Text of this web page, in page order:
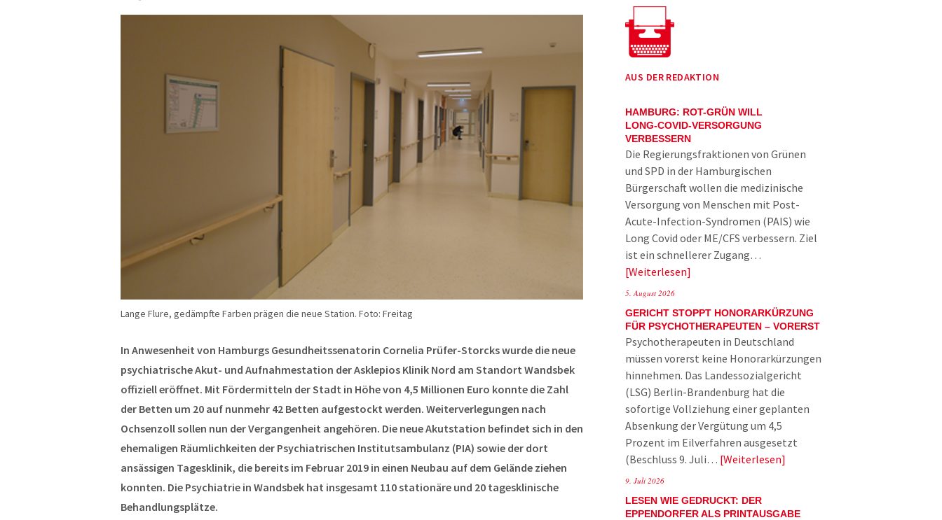
Lange Flure, gedämpfte Farben prägen die neue Station. Foto: Freitag
In Anwesenheit von Hamburgs Gesundheitssenatorin Cornelia Prüfer-Storcks wurde die neue
psychiatrische Akut- und Aufnahmestation der Asklepios Klinik Nord am Standort Wandsbek
offiziell eröffnet. Mit Fördermitteln der Stadt in Höhe von 4,5 Millionen Euro konnte die Zahl
der Betten um 20 auf nunmehr 42 Betten aufgestockt werden. Weiterverlegungen nach
Ochsenzoll sollen nun der Vergangenheit angehören. Die neue Akutstation befindet sich in den
ehemaligen Räumlichkeiten der Psychiatrischen Institutsambulanz (PIA) sowie der dort
ansässigen Tagesklinik, die bereits im Februar 2019 in einen Neubau auf dem Gelände ziehen
konnten. Die Psychiatrie in Wandsbek hat insgesamt 110 stationäre und 20 tagesklinische
Behandlungsplätze.
AUS DER REDAKTION
HAMBURG: ROT-GRÜN WILL
LONG-COVID-VERSORGUNG
VERBESSERN
Die Regierungsfraktionen von Grünen
und SPD in der Hamburgischen
Bürgerschaft wollen die medizinische
Versorgung von Menschen mit Post-
Acute-Infection-Syndromen (PAIS) wie
Long Covid oder ME/CFS verbessern. Ziel
ist ein schnellerer Zugang…
Weiterlesen
5. August 2026
GERICHT STOPPT HONORARKÜRZUNG
FÜR PSYCHOTHERAPEUTEN – VORERST
Psychotherapeuten in Deutschland
müssen vorerst keine Honorarkürzungen
hinnehmen. Das Landessozialgericht
(LSG) Berlin-Brandenburg hat die
sofortige Vollziehung einer geplanten
Absenkung der Vergütung um 4,5
Prozent im Eilverfahren ausgesetzt
(Beschluss 9. Juli… Weiterlesen
9. Juli 2026
LESEN WIE GEDRUCKT: DER
EPPENDORFER ALS PRINTAUSGABE